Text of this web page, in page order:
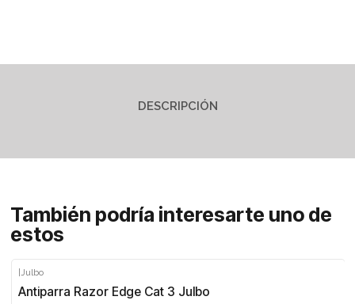
DESCRIPCIÓN
También podría interesarte uno de
estos
|Julbo
Antiparra Razor Edge Cat 3 Julbo